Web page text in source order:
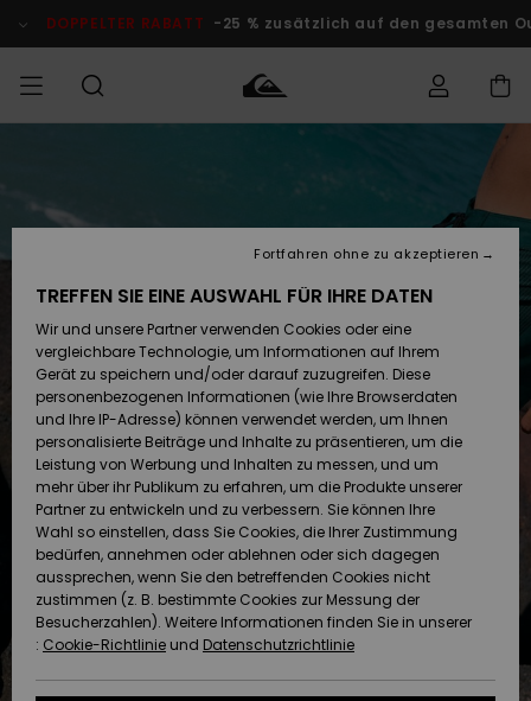
Produktinformation
DOPPELTER RABATT -25 % zusätzlich auf den gesamten
Accessoires
Schuhe&
Flip-Flops
Surf
Snow
Brandneu
Highlights
JUNGEN
Accessoires
Schuhe&
Flip-Flops
Surf
Snow
Brandneu
Highlights
FRAUEN
Brandneu
Highlights
Snow
SURF
Kinder
Highlights
Community
SNOW
Kinder
Snow Shop
Damen
Highlights
Community
DOPPELTER
RABATT
KINDER
Outlet
Frauen
HILFE & KONTAKT
Versand
Retouren
Bezahlung
Geschenkkarte
Quiksilver
Freedom
Datenschutz
NACHHALTIGKEIT
TREFFEN SIE EINE AUSWAHL FÜR IHRE DATEN
Wir und unsere Partner verwenden Cookies oder eine
vergleichbare Technologie, um Informationen auf Ihrem
Gerät zu speichern und/oder darauf zuzugreifen. Diese
personenbezogenen Informationen (wie Ihre Browserdaten
und Ihre IP-Adresse) können verwendet werden, um Ihnen
personalisierte Beiträge und Inhalte zu präsentieren, um die
Leistung von Werbung und Inhalten zu messen, und um
mehr über ihr Publikum zu erfahren, um die Produkte unserer
Partner zu entwickeln und zu verbessern. Sie können Ihre
Wahl so einstellen, dass Sie Cookies, die Ihrer Zustimmung
bedürfen, annehmen oder ablehnen oder sich dagegen
aussprechen, wenn Sie den betreffenden Cookies nicht
zustimmen (z. B. bestimmte Cookies zur Messung der
Besucherzahlen). Weitere Informationen finden Sie in unserer
: Cookie-Richtlinie und Datenschutzrichtlinie
Fortfahren ohne zu akzeptieren